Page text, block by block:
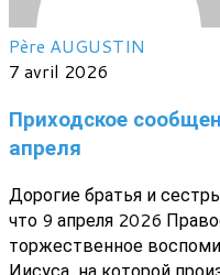
Père AUGUSTIN
7 avril 2026
Приходское
апреля
Дорогие братья и
что 9 апреля 2026
торжественное